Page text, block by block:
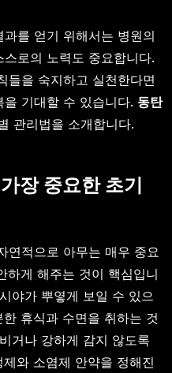
를 얻기 위해서는 병원의
로의 노력도 중요합니다.
들을 숙지하고 실천한다면
기대할 수 있습니다. 동탄
관리법을 소개합니다.
장 중요한 초기
연적으로 아무는 매우 중요
하게 해주는 것이 핵심입니
야가 뿌옇게 보일 수 있으
휴식과 수면을 취하는 것
거나 강하게 감지 않도록
와 소염제 안약을 정해진